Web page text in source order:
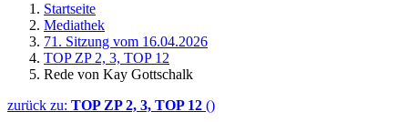
Startseite
Mediathek
71. Sitzung vom 16.04.2026
TOP ZP 2, 3, TOP 12
Rede von Kay Gottschalk
zurück zu: TOP ZP 2, 3, TOP 12 ()